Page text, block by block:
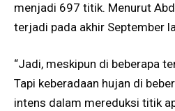
menjadi 697 titik. Menurut
terjadi pada akhir September
“Jadi, meskipun di beberapa
Tapi keberadaan hujan di
intens dalam mereduksi titik